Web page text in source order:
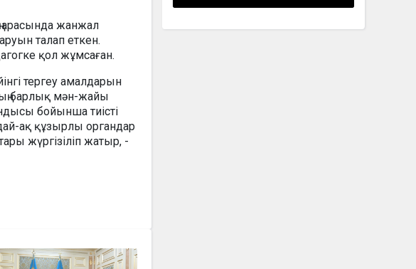
жанжал
талап еткен.
қол жұмсаған.
тергеу амалдарын
барлық мән-жайы
бойынша тиісті
ақ құзырлы органдар
жүргізіліп жатыр, -